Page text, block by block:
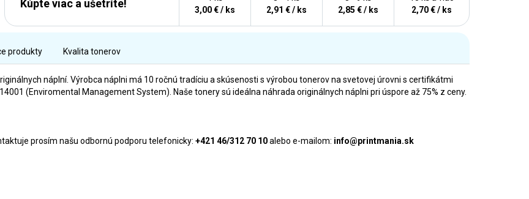
Kúpte viac a ušetríte!
2,70 € / ks
2,85 € / ks
2,91 € / ks
3,00 € / ks
produkty Kvalita tonerov
náplní. Výrobca náplni má 10 ročnú tradíciu a skúsenosti s výrobou tonerov na svetovej úrovni s certifikátmi
(Enviromental Management System). Naše tonery sú ideálna náhrada originálnych náplni pri úspore až 75% z ceny.
prosím našu odbornú podporu telefonicky: +421 46/312 70 10alebo e-mailom: info@printmania.sk